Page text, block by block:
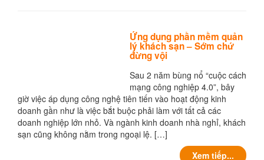
Ứng dụng phần mềm quản
lý khách sạn – Sớm chứ
đừng vội
Sau 2 năm bùng nổ “cuộc cách
mạng công nghiệp 4.0”, bây
giờ việc áp dụng công nghệ tiên tiến vào hoạt động kinh
doanh gần như là việc bắt buộc phải làm với tất cả các
doanh nghiệp lớn nhỏ. Và ngành kinh doanh nhà nghỉ, khách
sạn cũng không nằm trong ngoại lệ. […]
Xem tiếp...